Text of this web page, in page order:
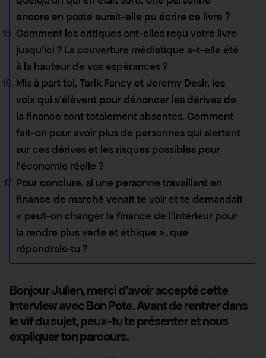
encore en poste aurait-elle pu écrire ce livre ?
Comment les critiques ont-elles reçu votre livre
jusqu’ici ? La couverture médiatique a-t-elle été
à la hauteur de vos espérances ?
Mis à part toi, Tarik Fancy et Jeremy Desir, les
voix qui s’élèvent pour dénoncer les dérives de
la finance sont totalement absentes. Comment
fait-on pour avoir plus de personnes qui alertent
sur ces dérives et les risques possibles pour
l’économie réelle ?
Pour conclure, si une personne travaillant en
finance de marché venait te voir et te demandait
« peut-on changer la finance de l’intérieur pour
la rendre plus verte et éthique », que
répondrais-tu ?
Bonjour Julien, merci d’avoir accepté cette
interview avec Bon Pote. Avant de rentrer dans
le vif du sujet, peux-tu te présenter et nous
expliquer ton parcours.